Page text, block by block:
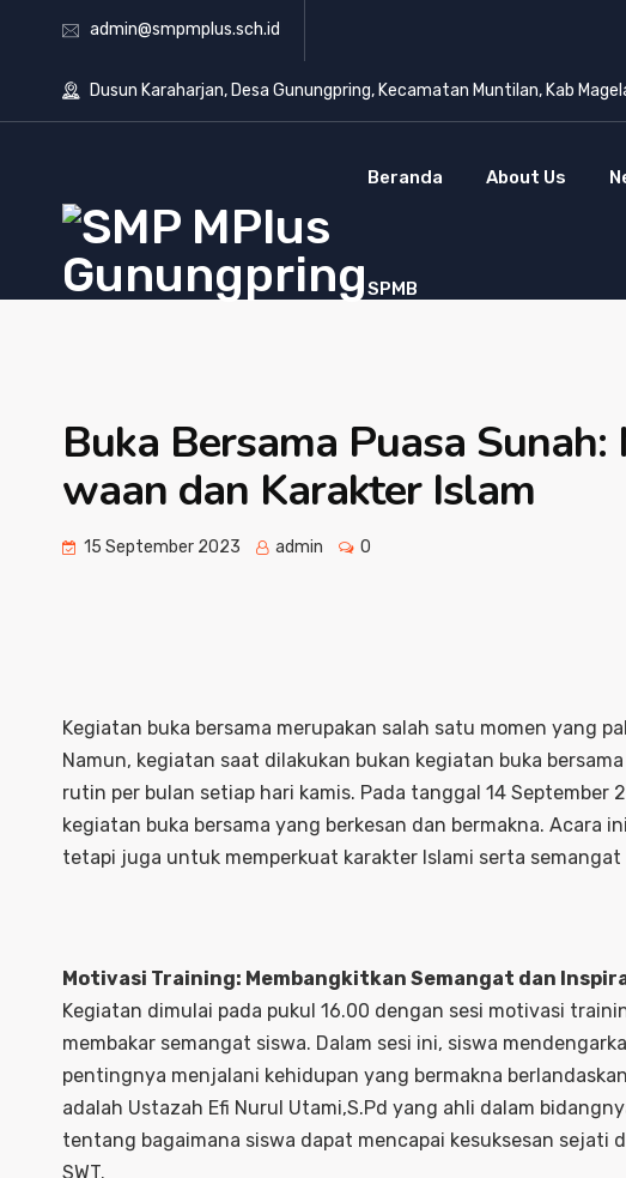
admin@smpmplus.sch.id
Dusun Karaharjan, Desa Gunungpring, Kecamatan Muntilan, Kab
Beranda About Us
SPMB
Buka Bersama Puasa
waan dan Karakter Islam
15 September 2023 admin 0
Kegiatan buka bersama merupakan salah satu momen yang
Namun, kegiatan saat dilakukan bukan kegiatan buka
rutin per bulan setiap hari kamis. Pada tanggal 14 September
kegiatan buka bersama yang berkesan dan bermakna. Acara
tetapi juga untuk memperkuat karakter Islami serta semangat
Motivasi Training: Membangkitkan Semangat dan
Kegiatan dimulai pada pukul 16.00 dengan sesi motivasi
membakar semangat siswa. Dalam sesi ini, siswa
pentingnya menjalani kehidupan yang bermakna
adalah Ustazah Efi Nurul Utami,S.Pd yang ahli dalam
tentang bagaimana siswa dapat mencapai kesuksesan sejati
SWT.